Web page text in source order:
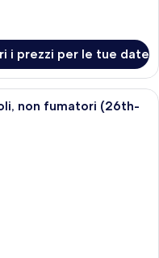
i prezzi per le tue date
d'albergo con due letti,
non fumatori (26th-